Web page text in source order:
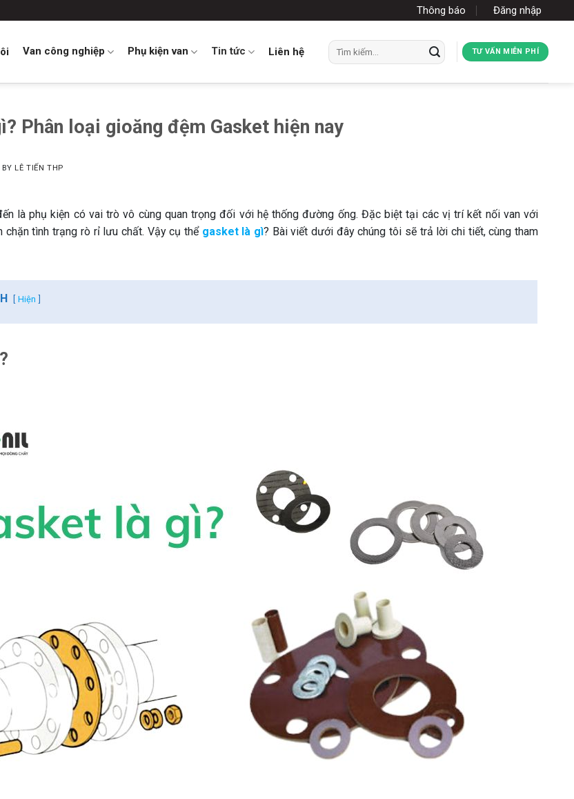
Thông báo Đăng nhập
Van công nghiệp Phụ kiện van Tin tức Liên hệ
Tìm
kiếm:
TƯ VẤN MIỄN PHÍ
Phân loại gioăng đệm Gasket hiện nay
BY LÊ TIẾN THP
là phụ kiện có vai trò vô cùng quan trọng đối với hệ thống đường ống. Đặc biệt tại các vị trí kết nối van với
chặn tình trạng rò rỉ lưu chất. Vậy cụ thể gasket là gì? Bài viết dưới đây chúng tôi sẽ trả lời chi tiết, cùng tham
Hiện